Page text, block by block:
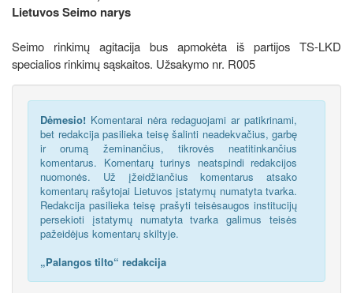
Lietuvos Seimo narys
Seimo rinkimų agitacija bus apmokėta iš partijos TS-LKD
specialios rinkimų sąskaitos. Užsakymo nr. R005
Dėmesio! Komentarai nėra redaguojami ar patikrinami,
bet redakcija pasilieka teisę šalinti neadekvačius, garbę
ir orumą žeminančius, tikrovės neatitinkančius
komentarus. Komentarų turinys neatspindi redakcijos
nuomonės. Už įžeidžiančius komentarus atsako
komentarų rašytojai Lietuvos įstatymų numatyta tvarka.
Redakcija pasilieka teisę prašyti teisėsaugos institucijų
persekioti įstatymų numatyta tvarka galimus teisės
pažeidėjus komentarų skiltyje.
„Palangos tilto“ redakcija